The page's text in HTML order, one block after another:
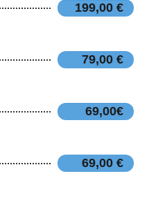
199,00 €
79,00 €
69,00€
69,00 €